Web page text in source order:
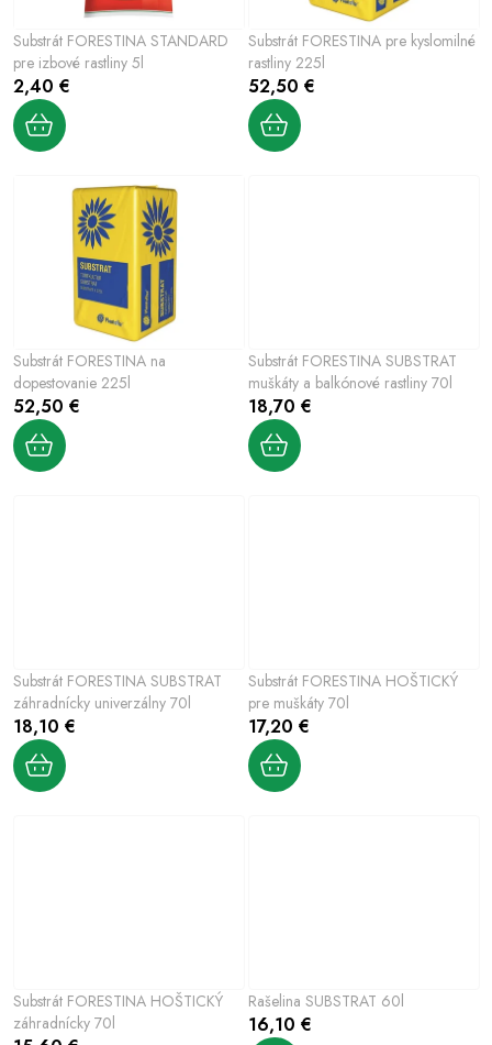
Chovateľské potreby
Nový tovar
Výpredaj
Letná sezóna
World Cleanup Day
Obchodné podmienky
Podmienky ochrany osobných údajov
Vrátenie a reklamácia
Kontaktujte nás Moja objednávka
p
r
o
t
o
v
r
o
d
u
Substrát FORESTINA STANDARD
pre izbové rastliny 5l
2,40 €
Substrát FORESTINA pre kyslomilné
rastliny 225l
52,50 €
Substrát FORESTINA na
dopestovanie 225l
52,50 €
Substrát FORESTINA SUBSTRAT
muškáty a balkónové rastliny 70l
18,70 €
Substrát FORESTINA SUBSTRAT
záhradnícky univerzálny 70l
18,10 €
Substrát FORESTINA HOŠTICKÝ
pre muškáty 70l
17,20 €
Substrát FORESTINA HOŠTICKÝ
záhradnícky 70l
Rašelina SUBSTRAT 60l
16,10 €